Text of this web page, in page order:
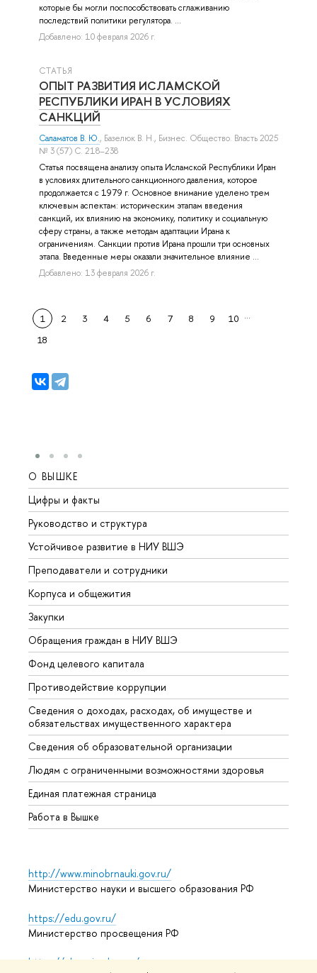
которые бы могли поспособствовать сглаживанию
последствий политики регулятора. ...
Добавлено: 10 февраля 2026 г.
СТАТЬЯ
ОПЫТ РАЗВИТИЯ ИСЛАМСКОЙ
РЕСПУБЛИКИ ИРАН В УСЛОВИЯХ
САНКЦИЙ
Саламатов В. Ю., Базелюк В. Н., Бизнес. Общество. Власть 2025
№ 3 (57) С. 218–238
Статья посвящена анализу опыта Исламской Республики Иран
в условиях длительного санкционного давления, которое
продолжается с 1979 г. Основное внимание уделено трем
ключевым аспектам: историческим этапам введения
санкций, их влиянию на экономику, политику и социальную
сферу страны, а также методам адаптации Ирана к
ограничениям. Санкции против Ирана прошли три основных
этапа. Введенные меры оказали значительное влияние ...
Добавлено: 13 февраля 2026 г.
1 2 3 4 5 6 7 8 9 10 …
18
О ВЫШКЕ
Цифры и факты
Руководство и структура
Устойчивое развитие в НИУ ВШЭ
Преподаватели и сотрудники
Корпуса и общежития
Закупки
Обращения граждан в НИУ ВШЭ
Фонд целевого капитала
Противодействие коррупции
Сведения о доходах, расходах, об имуществе и
обязательствах имущественного характера
Сведения об образовательной организации
Людям с ограниченными возможностями здоровья
Единая платежная страница
Работа в Вышке
http://www.minobrnauki.gov.ru/
Министерство науки и высшего образования РФ
https://edu.gov.ru/
Министерство просвещения РФ
https://elearning.hse.ru/mooc